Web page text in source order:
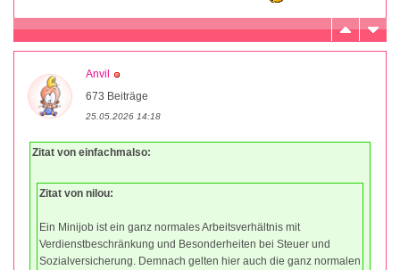
Anvil
673 Beiträge
25.05.2026 14:18
Zitat von einfachmalso:
Zitat von nilou:
Ein Minijob ist ein ganz normales Arbeitsverhältnis mit
Verdienstbeschränkung und Besonderheiten bei Steuer und
Sozialversicherung. Demnach gelten hier auch die ganz normalen